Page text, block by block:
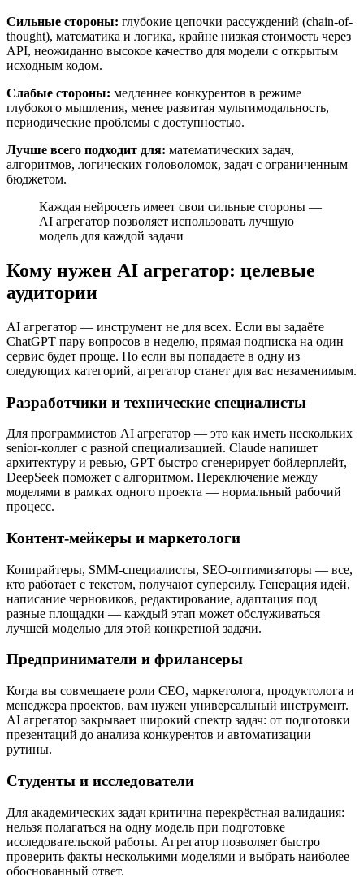
Сильные стороны: глубокие цепочки рассуждений (chain-of-
thought), математика и логика, крайне низкая стоимость через
API, неожиданно высокое качество для модели с открытым
исходным кодом.
Слабые стороны: медленнее конкурентов в режиме
глубокого мышления, менее развитая мультимодальность,
периодические проблемы с доступностью.
Лучше всего подходит для: математических задач,
алгоритмов, логических головоломок, задач с ограниченным
бюджетом.
Каждая нейросеть имеет свои сильные стороны —
AI агрегатор позволяет использовать лучшую
модель для каждой задачи
Кому нужен AI агрегатор: целевые
аудитории
AI агрегатор — инструмент не для всех. Если вы задаёте
ChatGPT пару вопросов в неделю, прямая подписка на один
сервис будет проще. Но если вы попадаете в одну из
следующих категорий, агрегатор станет для вас незаменимым.
Разработчики и технические специалисты
Для программистов AI агрегатор — это как иметь нескольких
senior-коллег с разной специализацией. Claude напишет
архитектуру и ревью, GPT быстро сгенерирует бойлерплейт,
DeepSeek поможет с алгоритмом. Переключение между
моделями в рамках одного проекта — нормальный рабочий
процесс.
Контент-мейкеры и маркетологи
Копирайтеры, SMM-специалисты, SEO-оптимизаторы — все,
кто работает с текстом, получают суперсилу. Генерация идей,
написание черновиков, редактирование, адаптация под
разные площадки — каждый этап может обслуживаться
лучшей моделью для этой конкретной задачи.
Предприниматели и фрилансеры
Когда вы совмещаете роли CEO, маркетолога, продуктолога и
менеджера проектов, вам нужен универсальный инструмент.
AI агрегатор закрывает широкий спектр задач: от подготовки
презентаций до анализа конкурентов и автоматизации
рутины.
Студенты и исследователи
Для академических задач критична перекрёстная валидация:
нельзя полагаться на одну модель при подготовке
исследовательской работы. Агрегатор позволяет быстро
проверить факты несколькими моделями и выбрать наиболее
обоснованный ответ.